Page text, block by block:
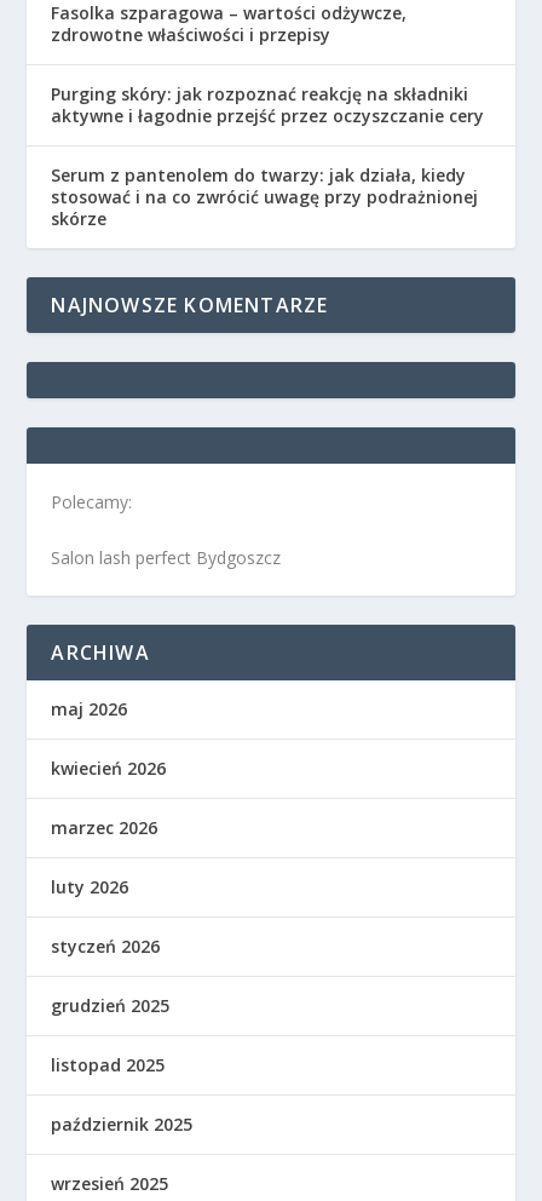
Fasolka szparagowa – wartości odżywcze,
zdrowotne właściwości i przepisy
Purging skóry: jak rozpoznać reakcję na składniki
aktywne i łagodnie przejść przez oczyszczanie cery
Serum z pantenolem do twarzy: jak działa, kiedy
stosować i na co zwrócić uwagę przy podrażnionej
skórze
NAJNOWSZE KOMENTARZE
Polecamy:
Salon lash perfect Bydgoszcz
ARCHIWA
maj 2026
kwiecień 2026
marzec 2026
luty 2026
styczeń 2026
grudzień 2025
listopad 2025
październik 2025
wrzesień 2025